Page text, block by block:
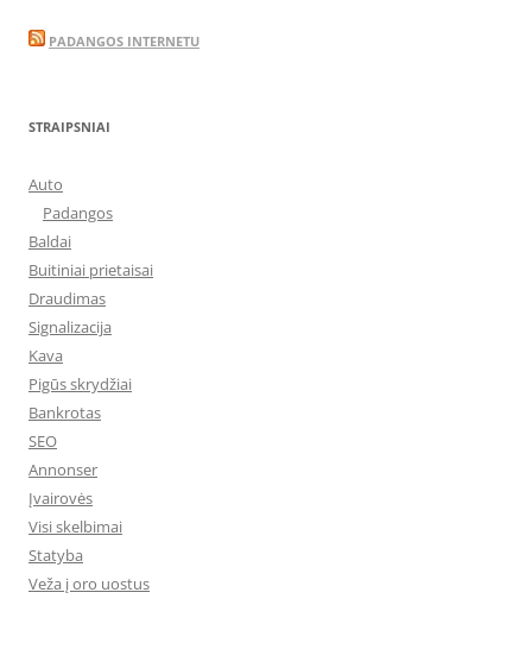
PADANGOS INTERNETU
STRAIPSNIAI
Auto
Padangos
Baldai
Buitiniai prietaisai
Draudimas
Signalizacija
Kava
Pigūs skrydžiai
Bankrotas
SEO
Annonser
Įvairovės
Visi skelbimai
Statyba
Veža į oro uostus